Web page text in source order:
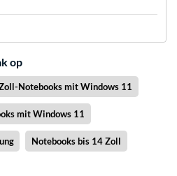
op
Notebooks mit Windows 11
mit Windows 11
Notebooks bis 14 Zoll